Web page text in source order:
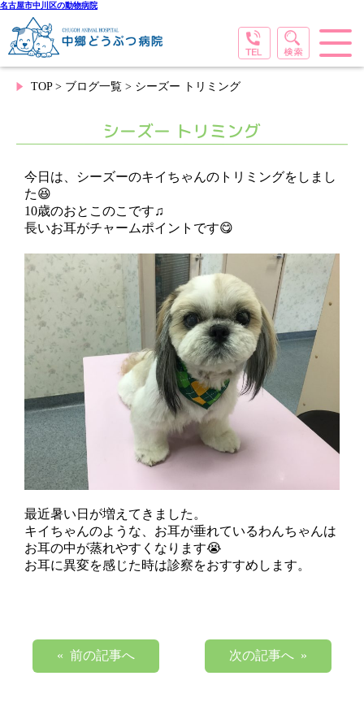
名古屋市中川区の動物病院
TOP> ブログ一覧 > シーズー トリミング
シーズー トリミング
今日は、シーズーのキイちゃんのトリミングをしまし
た😆
10歳のおとこのこです♫
長いお耳がチャームポイントです😋
最近暑い日が増えてきました。
キイちゃんのような、お耳が垂れているわんちゃんは
お耳の中が蒸れやすくなります😭
お耳に異変を感じた時は診察をおすすめします。
« 前の記事へ 次の記事へ »